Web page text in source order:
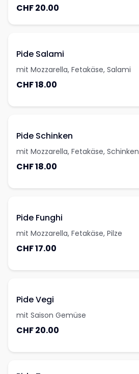
CHF 20.00
Pide Salami
mit Mozzarella, Fetakäse, Salami
CHF 18.00
Pide Schinken
mit Mozzarella, Fetakäse, Schinken
CHF 18.00
Pide Funghi
mit Mozzarella, Fetakäse, Pilze
CHF 17.00
Pide Vegi
mit Saison Gemüse
CHF 20.00